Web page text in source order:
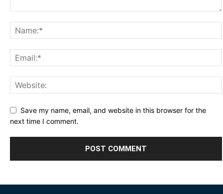
Save my name, email, and website in this browser for the
next time I comment.